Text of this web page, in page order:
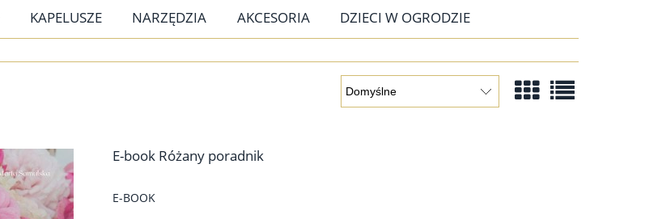
KAPELUSZE NARZĘDZIA AKCESORIA
DZIECI W OGRODZIE
E-book Różany poradnik
E-BOOK